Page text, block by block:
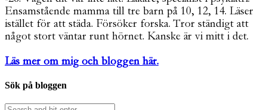
Ensamstående mamma till tre barn på 10, 12, 14. Läser
istället för att städa. Försöker forska. Tror ständigt att
något stort väntar runt hörnet. Kanske är vi mitt i det.
Läs mer om mig och bloggen här.
Sök på bloggen